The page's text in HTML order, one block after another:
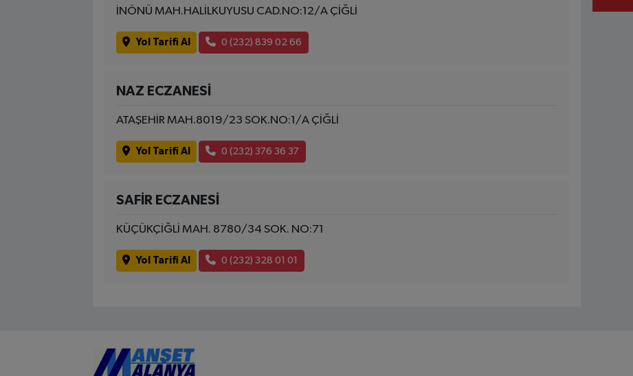
İNÖNÜ MAH.HALİLKUYUSU CAD.NO:12/A ÇİĞLİ
Yol Tarifi Al 0 (232) 839 02 66
NAZ ECZANESİ
ATAŞEHİR MAH.8019/23 SOK.NO:1/A ÇİĞLİ
Yol Tarifi Al 0 (232) 376 36 37
SAFİR ECZANESİ
KÜÇÜKÇİĞLİ MAH. 8780/34 SOK. NO:71
Yol Tarifi Al 0 (232) 328 01 01